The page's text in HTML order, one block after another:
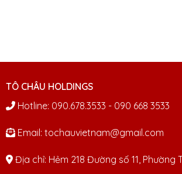
TÔ CHÂU HOLDINGS
Hotline: 090.678.3533 - 090 668 3533
Email: tochauvietnam@gmail.com
Địa chỉ: Hẻm 218 Đường số 11, Phường